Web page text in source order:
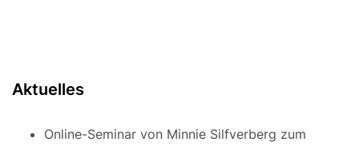
Aktuelles
Online-Seminar von Minnie Silfverberg zum